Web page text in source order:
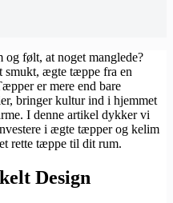
og følt, at noget manglede?
smukt, ægte tæppe fra en
er mere end bare
bringer kultur ind i hjemmet
I denne artikel dykker vi
i ægte tæpper og kelim
rette tæppe til dit rum.
Design